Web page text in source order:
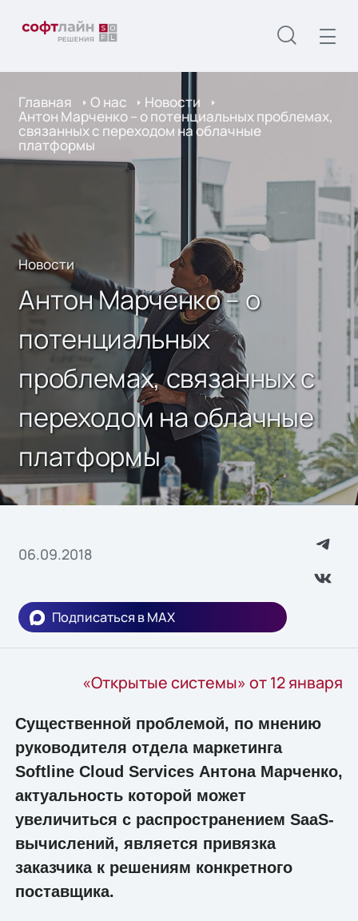
Главная О нас Новости
Антон Мар­ченко – о потенциальных проблемах,
связанных с переходом на облачные
платформы
Новости
Антон Мар­ченко – о
потенциальных
проблемах, связанных с
переходом на облачные
платформы
06.09.2018
Подписаться в MAX
«Открытые системы» от 12 января
Существенной проблемой, по мнению
руководителя отдела маркетинга
Softline Cloud Services Антона Мар­ченко,
актуальность которой может
увеличиться с распространени­ем SaaS-
вычислений, является привязка
заказчика к решениям конкретного
постав­щика.